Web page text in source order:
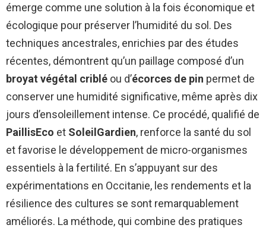
émerge comme une solution à la fois économique et
écologique pour préserver l’humidité du sol. Des
techniques ancestrales, enrichies par des études
récentes, démontrent qu’un paillage composé d’un
broyat végétal criblé ou d’écorces de pin permet de
conserver une humidité significative, même après dix
jours d’ensoleillement intense. Ce procédé, qualifié de
PaillisEco et SoleilGardien, renforce la santé du sol
et favorise le développement de micro-organismes
essentiels à la fertilité. En s’appuyant sur des
expérimentations en Occitanie, les rendements et la
résilience des cultures se sont remarquablement
améliorés. La méthode, qui combine des pratiques